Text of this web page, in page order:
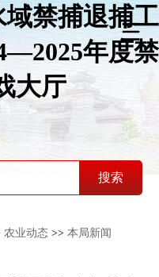
禁捕退捕工
年度禁
大厅
农业动态 >> 本局新闻